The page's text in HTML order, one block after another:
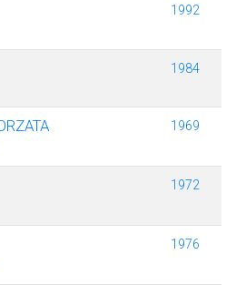
1992
1984
1969
1972
1976